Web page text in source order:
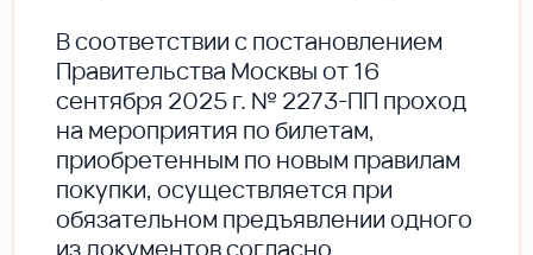
В соответствии с постановлением
Правительства Москвы от 16
сентября 2025 г. № 2273-ПП проход
на мероприятия по билетам,
приобретенным по новым правилам
покупки, осуществляется при
обязательном предъявлении одного
из документов согласно